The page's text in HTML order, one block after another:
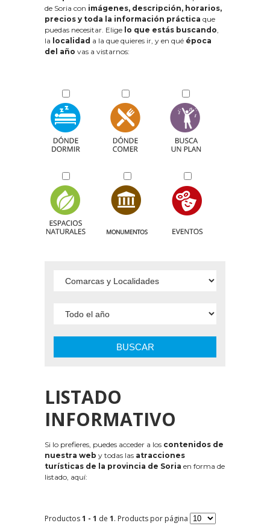
de Soria con imágenes, descripción, horarios,
precios y toda la información práctica que
puedas necesitar. Elige lo que estás buscando,
la localidad a la que quieres ir, y en qué época
del año vas a vistarnos:
BUSCAR
LISTADO
INFORMATIVO
Si lo prefieres, puedes acceder a los contenidos de
nuestra web y todas las atracciones
turísticas de la provincia de Soria en forma de
listado, aquí:
Productos1 - 1 de 1. Products por página